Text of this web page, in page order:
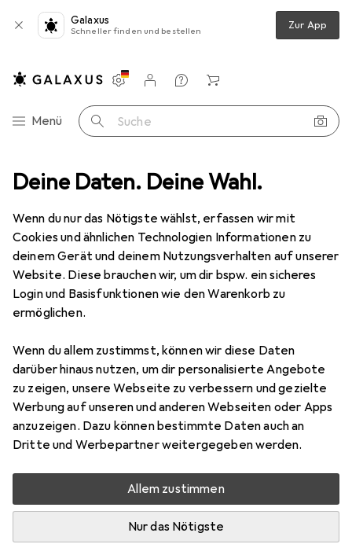
Deine Daten. Deine Wahl.
Wenn du nur das Nötigste wählst, erfassen wir mit
Cookies und ähnlichen Technologien Informationen zu
deinem Gerät und deinem Nutzungsverhalten auf unserer
Website. Diese brauchen wir, um dir bspw. ein sicheres
Login und Basisfunktionen wie den Warenkorb zu
ermöglichen.
Wenn du allem zustimmst, können wir diese Daten
darüber hinaus nutzen, um dir personalisierte Angebote
zu zeigen, unsere Webseite zu verbessern und gezielte
Werbung auf unseren und anderen Webseiten oder Apps
anzuzeigen. Dazu können bestimmte Daten auch an
Dritte und Werbepartner weitergegeben werden.
Allem zustimmen
Nur das Nötigste
Galaxus
Schneller finden und bestellen Zur App
Navigation nach Kategorien
Menü Suche
Einstellungen
Kundenkonto
Vergleichslisten
Merklisten
Warenkorb
Alles in Mode Schuhe Boots + Stiefel
11 Bilder
SorelCaribou
Preis in EUR inkl. MwSt.
EUR
200,26
174
Bewertungen Marke
Mehr von Sorel
Zwischen Do, 13.8. und Fr, 14.8. geliefert
8 Stück an Lager beim Drittanbieter
Lieferort angeben für genaue Lieferzeit